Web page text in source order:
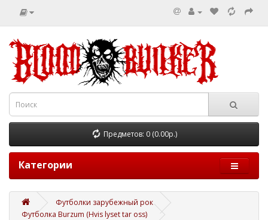
Предметов: 0 (0.00р.)
Категории
Футболки зарубежный рок
Футболка Burzum (Hvis lyset tar oss)